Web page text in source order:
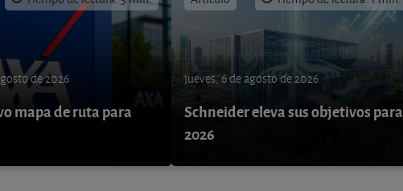
de 2026
mapa de ruta para
jueves, 6 de agosto de 2026
Schneider eleva sus objetivos para
2026